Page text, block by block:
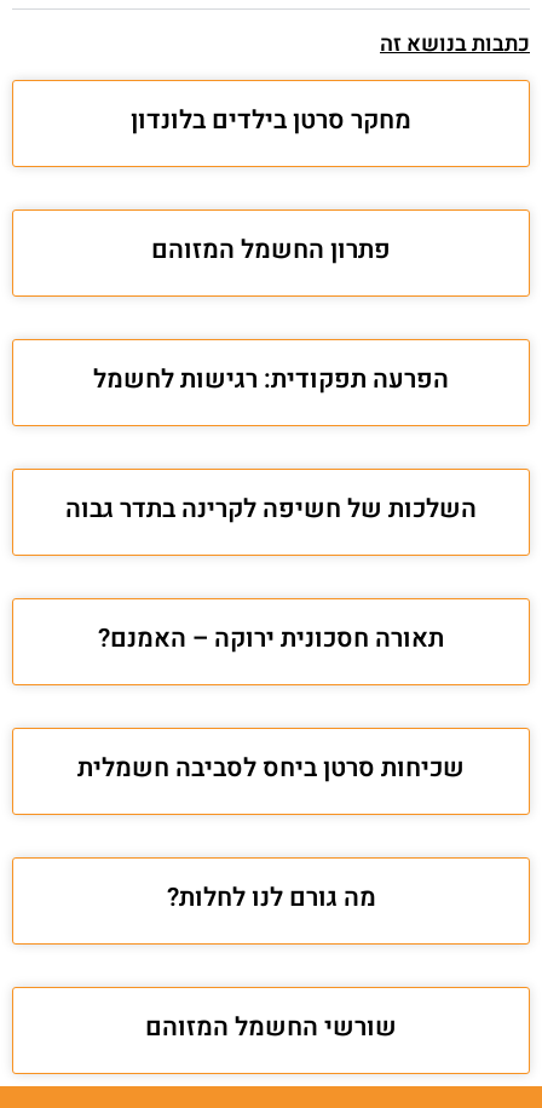
כתבות בנושא זה
מחקר סרטן בילדים בלונדון
פתרון החשמל המזוהם
הפרעה תפקודית: רגישות לחשמל
השלכות של חשיפה לקרינה בתדר גבוה
תאורה חסכונית ירוקה – האמנם?
שכיחות סרטן ביחס לסביבה חשמלית
מה גורם לנו לחלות?
שורשי החשמל המזוהם